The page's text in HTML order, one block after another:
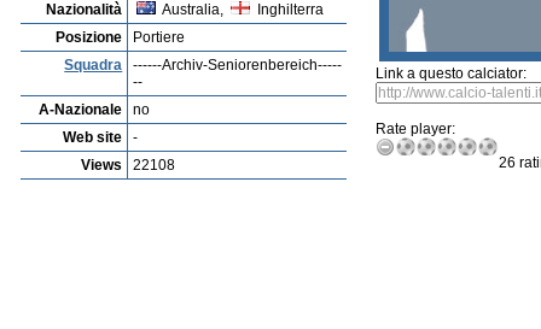
Nazionalità
Australia,
Inghilterra
Posizione
Portiere
Squadra
------Archiv-Seniorenbereich-----
--
A-Nazionale
no
Web site
-
Views
22108
Link a questo calciator:
Rate player:
26